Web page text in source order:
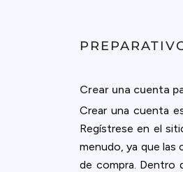
Crear una cuenta
Crear una cuenta
Regístrese en el
menudo, ya que las
de compra. Dentro